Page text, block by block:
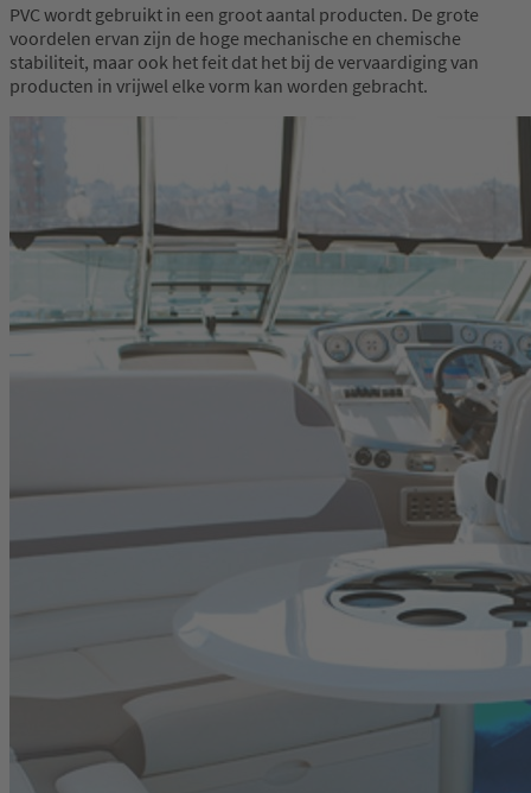
PVC wordt gebruikt in een groot aantal producten. De grote
voordelen ervan zijn de hoge mechanische en chemische
stabiliteit, maar ook het feit dat het bij de vervaardiging van
producten in vrijwel elke vorm kan worden gebracht.